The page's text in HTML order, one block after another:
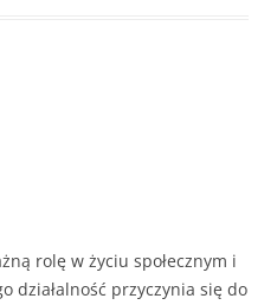
rolę w życiu społecznym i
działalność przyczynia się do